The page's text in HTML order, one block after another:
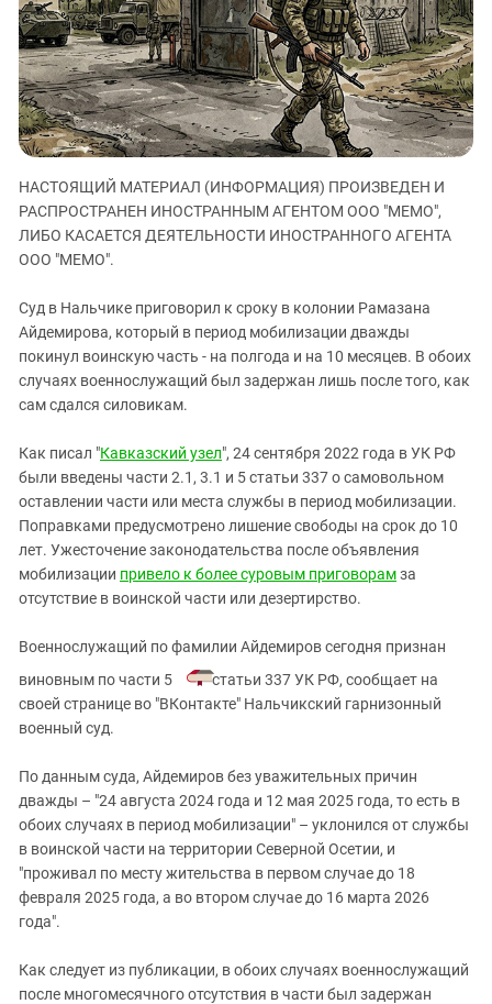
ЗАСТАВЛЯЕТ
КАВКАЗ ЗА ПАЛЕСТИНУ
ИНАКОМЫСЛИЕ В ЧЕЧНЕ
ПРЕСЛЕДОВАНИЕ АКТИВИСТОВ
МОБИЛИЗАЦИЯ И ПРОТЕСТЫ
Дагестан
Ингушетия
Кабардино-Балкария
Калмыкия
Карачаево-Черкесия
Краснодарский край
Российская Федерация
Северная Осетия - Алания
СКФО
Ставропольский край
Южная Осетия
Южный Кавказ
ЮФО
НАСТОЯЩИЙ МАТЕРИАЛ (ИНФОРМАЦИЯ) ПРОИЗВЕДЕН И
РАСПРОСТРАНЕН ИНОСТРАННЫМ АГЕНТОМ ООО "МЕМО",
ЛИБО КАСАЕТСЯ ДЕЯТЕЛЬНОСТИ ИНОСТРАННОГО АГЕНТА
ООО "МЕМО".
Суд в Нальчике приговорил к сроку в колонии Рамазана
Айдемирова, который в период мобилизации дважды
покинул воинскую часть - на полгода и на 10 месяцев. В обоих
случаях военнослужащий был задержан лишь после того, как
сам сдался силовикам.
Как писал "Кавказский узел", 24 сентября 2022 года в УК РФ
были введены части 2.1, 3.1 и 5 статьи 337 о самовольном
оставлении части или места службы в период мобилизации.
Поправками предусмотрено лишение свободы на срок до 10
лет. Ужесточение законодательства после объявления
мобилизации привело к более суровым приговорамза
отсутствие в воинской части или дезертирство.
Военнослужащий по фамилии Айдемиров сегодня признан
виновным по части 5
статьи 337 УК РФ, сообщает на
своей странице во "ВКонтакте" Нальчикский гарнизонный
военный суд.
По данным суда, Айдемиров без уважительных причин
дважды – "24 августа 2024 года и 12 мая 2025 года, то есть в
обоих случаях в период мобилизации" – уклонился от службы
в воинской части на территории Северной Осетии, и
"проживал по месту жительства в первом случае до 18
февраля 2025 года, а во втором случае до 16 марта 2026
года".
Как следует из публикации, в обоих случаях военнослужащий
после многомесячного отсутствия в части был задержан